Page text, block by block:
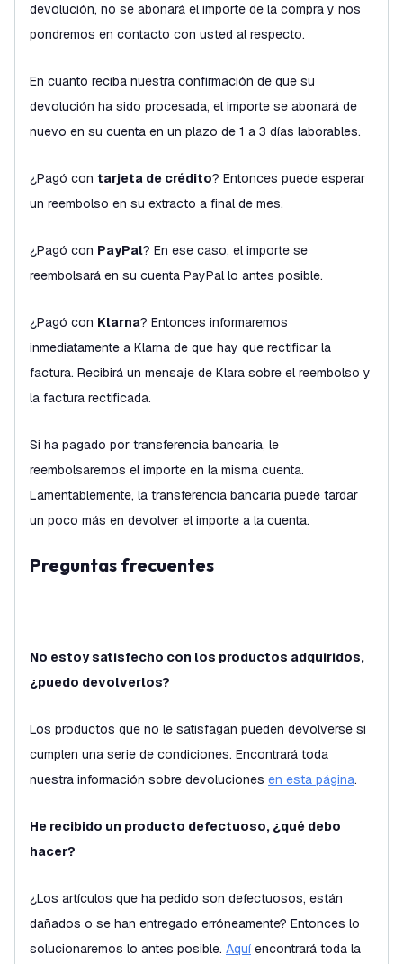
devolución, no se abonará el importe de la compra y nos
pondremos en contacto con usted al respecto.
En cuanto reciba nuestra confirmación de que su
devolución ha sido procesada, el importe se abonará de
nuevo en su cuenta en un plazo de 1 a 3 días laborables.
¿Pagó con tarjeta de crédito? Entonces puede esperar
un reembolso en su extracto a final de mes.
¿Pagó con PayPal? En ese caso, el importe se
reembolsará en su cuenta PayPal lo antes posible.
¿Pagó con Klarna? Entonces informaremos
inmediatamente a Klarna de que hay que rectificar la
factura. Recibirá un mensaje de Klara sobre el reembolso y
la factura rectificada.
Si ha pagado por transferencia bancaria, le
reembolsaremos el importe en la misma cuenta.
Lamentablemente, la transferencia bancaria puede tardar
un poco más en devolver el importe a la cuenta.
Preguntas frecuentes
No estoy satisfecho con los productos adquiridos,
¿puedo devolverlos?
Los productos que no le satisfagan pueden devolverse si
cumplen una serie de condiciones. Encontrará toda
nuestra información sobre devoluciones en esta página.
He recibido un producto defectuoso, ¿qué debo
hacer?
¿Los artículos que ha pedido son defectuosos, están
dañados o se han entregado erróneamente? Entonces lo
solucionaremos lo antes posible. Aquí encontrará toda la